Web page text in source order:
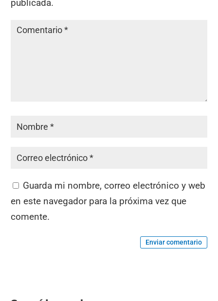
publicada.
Guarda mi nombre, correo electrónico y web
en este navegador para la próxima vez que
comente.
Enviar comentario